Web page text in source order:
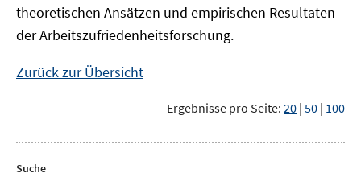
theoretischen Ansätzen und empirischen Resultaten
der Arbeitszufriedenheitsforschung.
Zurück zur Übersicht
Ergebnisse pro Seite: 20 | 50 | 100
Suche